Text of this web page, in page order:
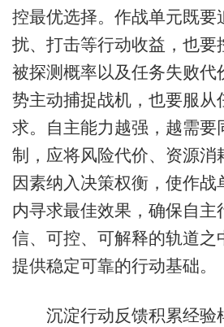
控最优选择。作战单元既要
扰、打击等行动收益，也要
被探测概率以及任务失败代
势主动捕捉战机，也要服从
求。自主能力越强，越需要
制，应将风险代价、资源消
因素纳入决策权衡，使作战
内寻求最佳效果，确保自主
信、可控、可解释的轨道之
提供稳定可靠的行动基础。
沉淀行动反馈积累经验